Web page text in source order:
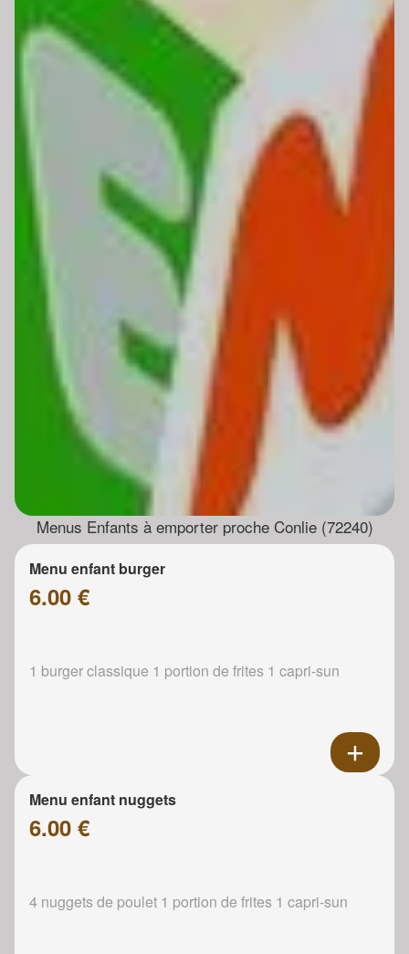
Menus Enfants à emporter proche Conlie (72240)
Menu enfant burger
6.00 €
1 burger classique 1 portion de frites 1 capri-sun
Menu enfant nuggets
6.00 €
4 nuggets de poulet 1 portion de frites 1 capri-sun